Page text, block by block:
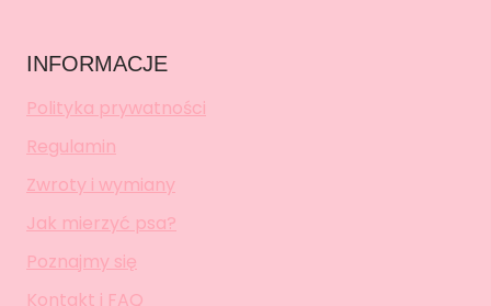
INFORMACJE
Polityka prywatności
Regulamin
Zwroty i wymiany
Jak mierzyć psa?
Poznajmy się
Kontakt i FAQ